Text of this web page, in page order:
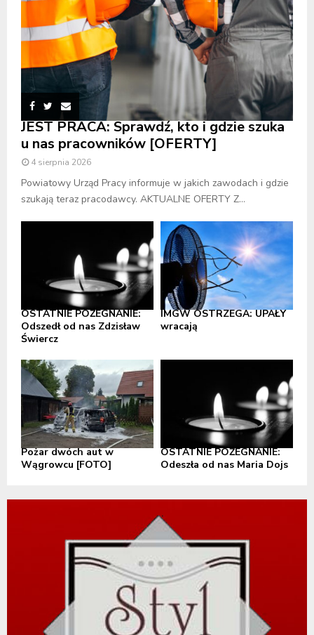
JEST PRACA: Sprawdź, kto i gdzie szuka
u nas pracowników [OFERTY]
4 sierpnia 2026
Powiatowy Urząd Pracy informuje w jakich zawodach i gdzie
szukają teraz pracodawcy. AKTUALNE OFERTY Z...
OSTATNIE POŻEGNANIE:
Odszedł od nas Zdzisław
Świercz
IMGW OSTRZEGA: UPAŁY
wracają
Pożar dwóch aut w
Wągrowcu [FOTO]
OSTATNIE POŻEGNANIE:
Odeszła od nas Maria Dojs